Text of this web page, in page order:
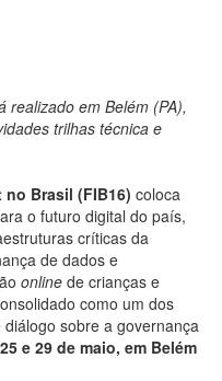
realizado em Belém (PA),
trilhas técnica e
no Brasil (FIB16) coloca
o futuro digital do país,
críticas da
de dados e
online de crianças e
como um dos
sobre a governança
e 29 de maio, em Belém